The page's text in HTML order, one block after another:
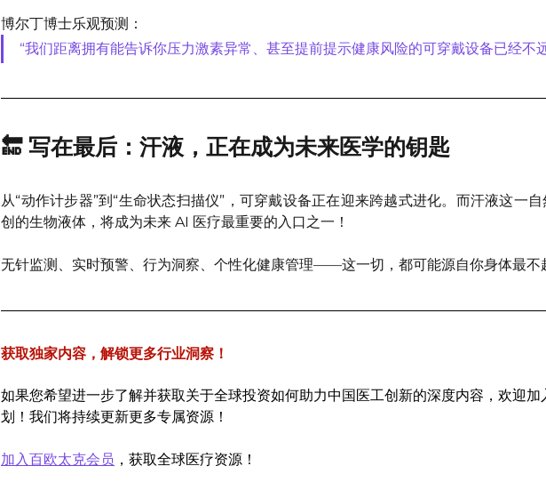
博尔丁博士乐观预测：
“我们距离拥有能告诉你压力激素异常、甚至提前提示健康风险的可穿戴设备已经不
🔚 写在最后：汗液，正在成为未来医学的钥匙
从“动作计步器”到“生命状态扫描仪”，可穿戴设备正在迎来跨越式进化。而汗液这一
创的生物液体，将成为未来 AI 医疗最重要的入口之一！
无针监测、实时预警、行为洞察、个性化健康管理——这一切，都可能源自你身体最不
获取独家内容，解锁更多行业洞察！
如果您希望进一步了解并获取关于全球投资如何助力中国医工创新的深度内容，欢迎加
划！我们将持续更新更多专属资源！
加入百欧太克会员 ，获取全球医疗资源！